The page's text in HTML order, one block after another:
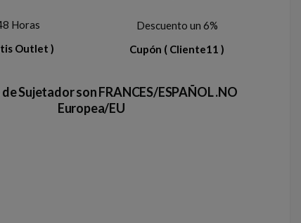
Horas
Outlet )
Descuento un 6%
Cupón ( Cliente11 )
Sujetador son FRANCES/ESPAÑOL .NO
Europea/EU